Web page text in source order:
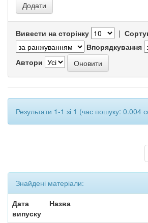
Вивести на сторінку |
Впорядкування
Автори
Результати 1-1 зі 1 (час пошуку: 0.004
Знайдені матеріали:
Дата
випуску
Назва